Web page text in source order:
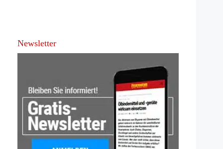
Newsletter